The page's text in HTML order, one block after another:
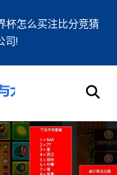
怎么买注比分竞猜
司!